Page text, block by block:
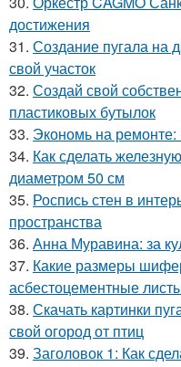
достижения
31. Создание пугала на
свой участок
32. Создай свой
пластиковых бутылок
33. Экономь на
34. Как сделать
диаметром 50 см
35. Роспись стен в
пространства
36. Анна Муравина: за
37. Какие размеры
асбестоцементные
38. Скачать картинки
свой огород от птиц
39. Заголовок 1: Как